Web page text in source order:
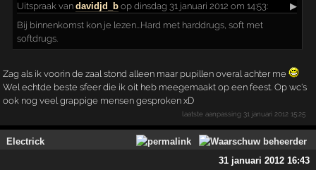
Uitspraak vandavidjd_b op dinsdag 31 januari 2012 om 14:53:
▶
Bij binnenkomst kon je lezen...Hard met harddrugs, soft met
softdrugs.
Zag als ik voorin de zaal stond alleen maar pupillen overal achter me
Wel echtde beste sfeer die ik oit heb meegemaakt op een feest. Op wc's
ook nog veel grappige mensen gesproken xD
laatste aanpassing 31 januari 2012 15:25
Electrick
31 januari 2012 16:43